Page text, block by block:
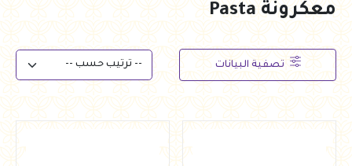
معكرونة Pasta